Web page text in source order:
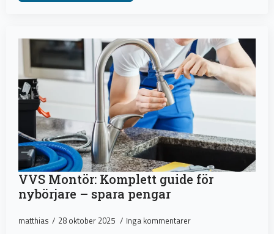
VVS Montör: Komplett guide för
nybörjare – spara pengar
matthias 28 oktober 2025 Inga kommentarer